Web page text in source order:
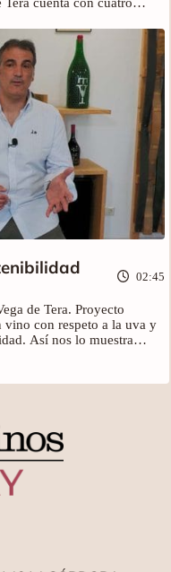
ecológico y verdejo
vinos: Vega de tera
y Sitrama (2019).
02:45
de Tera. Proyecto
vino con respeto a la uva y
Así nos lo muestra
resto de catas de Vega de